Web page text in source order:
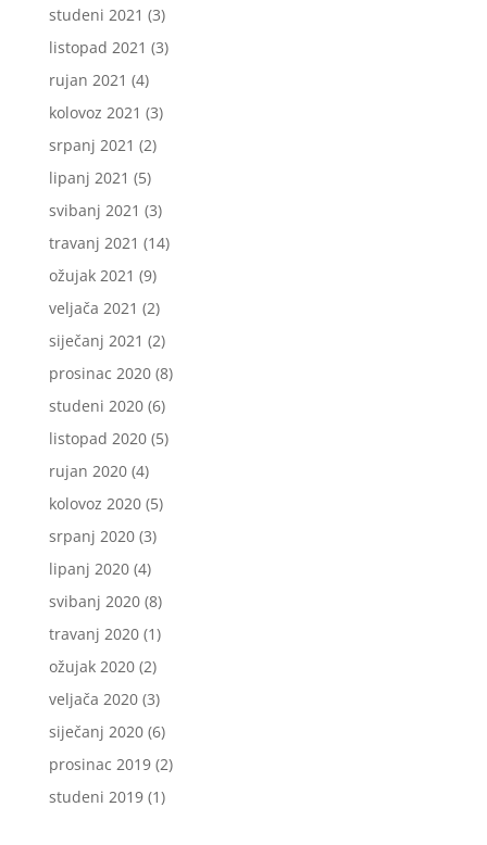
studeni 2021 (3)
listopad 2021 (3)
rujan 2021 (4)
kolovoz 2021 (3)
srpanj 2021 (2)
lipanj 2021 (5)
svibanj 2021 (3)
travanj 2021 (14)
ožujak 2021 (9)
veljača 2021 (2)
siječanj 2021 (2)
prosinac 2020(8)
studeni 2020(6)
listopad 2020(5)
rujan 2020(4)
kolovoz 2020(5)
srpanj 2020(3)
lipanj 2020(4)
svibanj 2020(8)
travanj 2020(1)
ožujak 2020(2)
veljača 2020(3)
siječanj 2020(6)
prosinac 2019(2)
studeni 2019(1)